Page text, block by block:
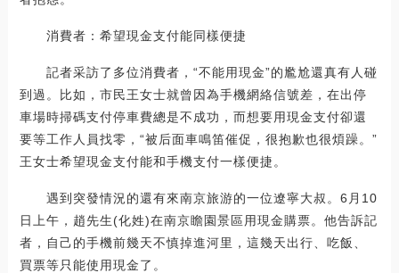
消費者：希望現金支付能同樣便捷
記者采訪了多位消費者，“不能用現金”的尷尬還真有人碰
到過。比如，市民王女士就曾因為手機網絡信號差，在出停
車場時掃碼支付停車費總是不成功，而想要用現金支付卻還
要等工作人員找零，“被后面車鳴笛催促，很抱歉也很煩躁。”
王女士希望現金支付能和手機支付一樣便捷。
遇到突發情況的還有來南京旅游的一位遼寧大叔。6月10
日上午，趙先生(化姓)在南京瞻園景區用現金購票。他告訴記
者，自己的手機前幾天不慎掉進河里，這幾天出行、吃飯、
買票等只能使用現金了。